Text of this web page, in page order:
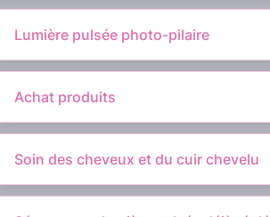
Lumière pulsée photo-pilaire
Achat produits
Soin des cheveux et du cuir chevelu